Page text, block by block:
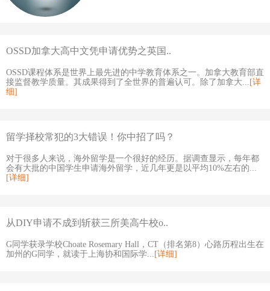
OSSD加拿大高中文凭申请优势之英国..
OSSD课程体系是世界上最先进的中学教育体系之一。加拿大教育部直
接监督教学质量。其成果得到了全世界的普遍认可。除了加拿大... [详
细]
留学择校常犯的3大错误！你中招了吗？
对于很多人来说，海外留学是一个很好的经历。据调查显示，每年都
会有大批的中国学生申请海外留学，近几年更是以平均10%左右的...
[详细]
从DIY申请不成到斩获三所美高牛校o..
G同学获录学校Choate Rosemary Hall，CT（排名第8）心路历程出生在
加州的G同学，就读于上海协和国际学... [详细]